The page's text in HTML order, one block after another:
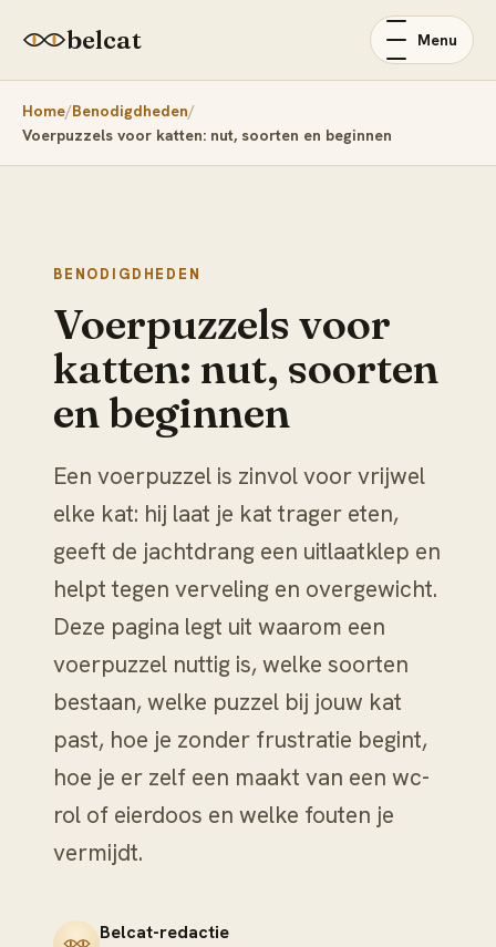
belcat Menu
Home Benodigdheden
Voerpuzzels voor katten: nut, soorten en beginnen
BENODIGDHEDEN
Voerpuzzels voor
katten: nut, soorten
en beginnen
Een voerpuzzel is zinvol voor vrijwel
elke kat: hij laat je kat trager eten,
geeft de jachtdrang een uitlaatklep en
helpt tegen verveling en overgewicht.
Deze pagina legt uit waarom een
voerpuzzel nuttig is, welke soorten
bestaan, welke puzzel bij jouw kat
past, hoe je zonder frustratie begint,
hoe je er zelf een maakt van een wc-
rol of eierdoos en welke fouten je
vermijdt.
Belcat-redactie